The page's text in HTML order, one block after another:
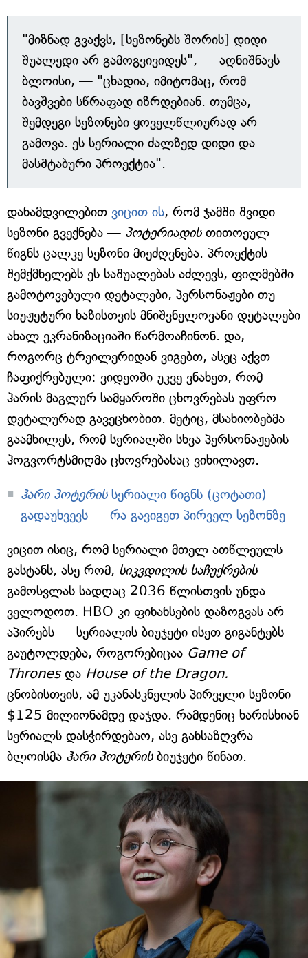
"მიზნად გვაქვს, [სეზონებს შორის] დიდი
შუალედი არ გამოგვივიდეს", — აღნიშნავს
ბლოისი, — "ცხადია, იმიტომაც, რომ
ბავშვები სწრაფად იზრდებიან. თუმცა,
შემდეგი სეზონები ყოველწლიურად არ
გამოვა. ეს სერიალი ძალზედ დიდი და
მასშტაბური პროექტია".
დანამდვილებით ვიცით ის, რომ ჯამში შვიდი
სეზონი გვექნება — პოტერიადისთითოეულ
წიგნს ცალკე სეზონი მიეძღვნება. პროექტის
შემქმნელებს ეს საშუალებას აძლევს, ფილმებში
გამოტოვებული დეტალები, პერსონაჟები თუ
სიუჟეტური ხაზისთვის მნიშვნელოვანი დეტალები
ახალ ეკრანიზაციაში წარმოაჩინონ. და,
როგორც ტრეილერიდან ვიგებთ, ასეც აქვთ
ჩაფიქრებული: ვიდეოში უკვე ვნახეთ, რომ
ჰარის მაგლურ სამყაროში ცხოვრებას უფრო
დეტალურად გავეცნობით. მეტიც, მსახიობებმა
გაამხილეს, რომ სერიალში სხვა პერსონაჟების
ჰოგვორტსმიღმა ცხოვრებასაც ვიხილავთ.
ჰარი პოტერისსერიალი წიგნს (ცოტათი)
გადაუხვევს — რა გავიგეთ პირველ სეზონზე
ვიცით ისიც, რომ სერიალი მთელ ათწლეულს
გასტანს, ასე რომ, სიკვდილის საჩუქრების
გამოსვლას სადღაც 2036 წლისთვის უნდა
ველოდოთ. HBO კი ფინანსების დაზოგვას არ
აპირებს — სერიალის ბიუჯეტი ისეთ გიგანტებს
გაუტოლდება, როგორებიცაა Game of
Thronesდა House of the Dragon.
ცნობისთვის, ამ უკანასკნელის პირველი სეზონი
$125 მილიონამდე დაჯდა. რამდენიც ხარისხიან
სერიალს დასჭირდებაო, ასე განსაზღვრა
ბლოისმა ჰარი პოტერისბიუჯეტი წინათ.